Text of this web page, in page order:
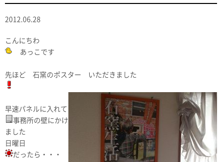
2012.06.28
こんにちわ
あっこです
先ほど 石窯のポスター いただきました
早速パネルに入れて
事務所の壁にかけ
ました
日曜日
だったら・・・